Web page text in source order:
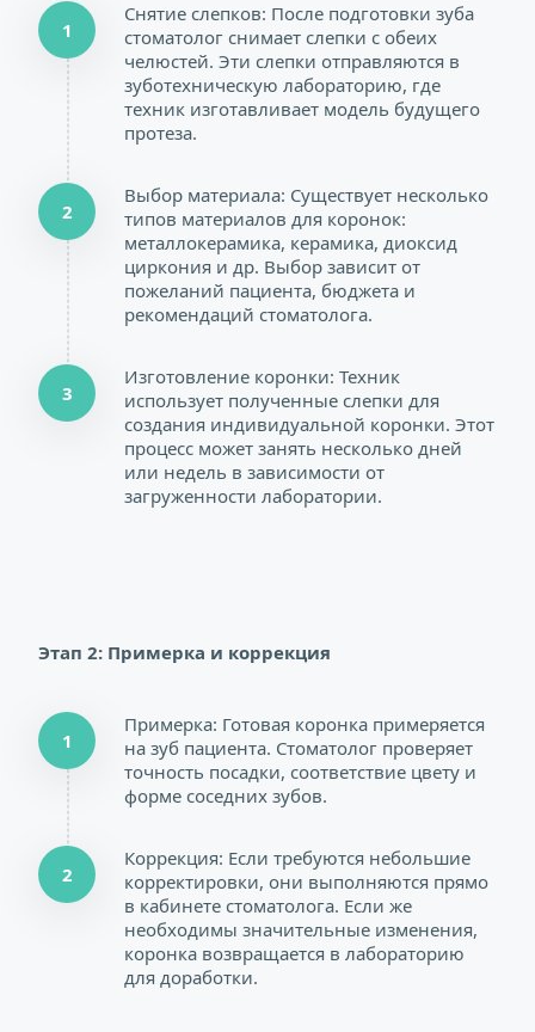
1
Снятие слепков: После подготовки зуба
стоматолог снимает слепки с обеих
челюстей. Эти слепки отправляются в
зуботехническую лабораторию, где
техник изготавливает модель будущего
протеза.
2
Выбор материала: Существует несколько
типов материалов для коронок:
металлокерамика, керамика, диоксид
циркония и др. Выбор зависит от
пожеланий пациента, бюджета и
рекомендаций стоматолога.
3
Изготовление коронки: Техник
использует полученные слепки для
создания индивидуальной коронки. Этот
процесс может занять несколько дней
или недель в зависимости от
загруженности лаборатории.
Этап 2: Примерка и коррекция
1
Примерка: Готовая коронка примеряется
на зуб пациента. Стоматолог проверяет
точность посадки, соответствие цвету и
форме соседних зубов.
2
Коррекция: Если требуются небольшие
корректировки, они выполняются прямо
в кабинете стоматолога. Если же
необходимы значительные изменения,
коронка возвращается в лабораторию
для доработки.